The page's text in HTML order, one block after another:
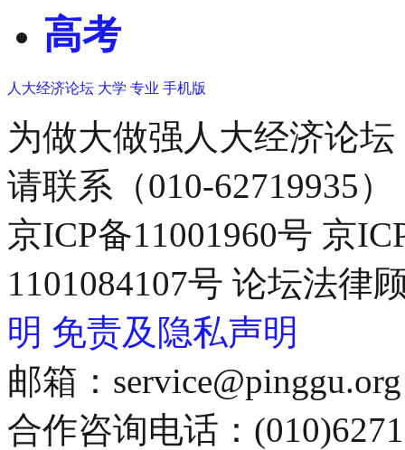
高考
人大经济论坛 大学 专业 手机版
为做大做强人大经济论
请联系（010-62719935）
京ICP备11001960号 京
1101084107号 论坛法律
明 免责及隐私声明
邮箱：service@pinggu.org
合作咨询电话：